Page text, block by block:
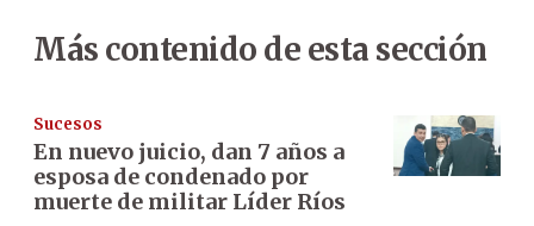
Más contenido de esta sección
Sucesos
En nuevo juicio, dan 7 años a
esposa de condenado por
muerte de militar Líder Ríos